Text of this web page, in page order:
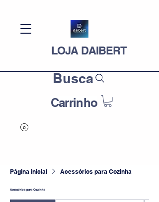
LOJA DAIBERT
Busca
Carrinho
Página inicial Acessórios para Cozinha
Acessórios para Cozinha